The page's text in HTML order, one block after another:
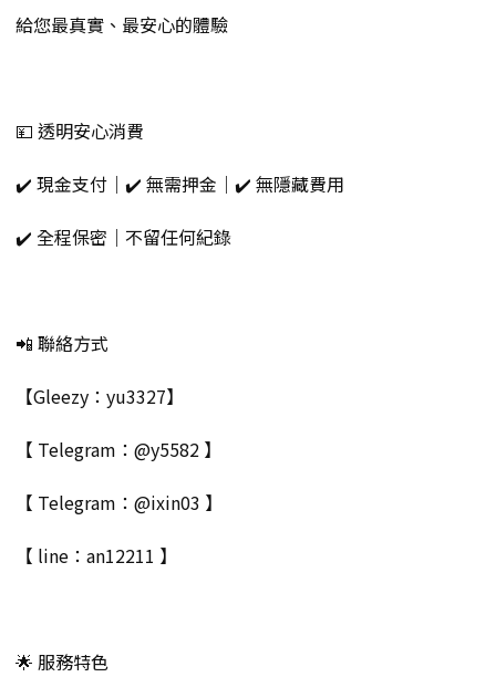
給您最真實、最安心的體驗
💴 透明安心消費
✔️ 現金支付｜✔️ 無需押金｜✔️ 無隱藏費用
✔️ 全程保密｜不留任何紀錄
📲 聯絡方式
【Gleezy：yu3327】
【 Telegram：@y5582 】
【 Telegram：@ixin03 】
【 line：an12211 】
🌟 服務特色